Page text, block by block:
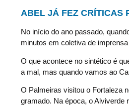
ABEL JÁ FEZ CRÍTICAS
No início do ano passado,
minutos em coletiva de
O que acontece no sintético é
a mal, mas quando vamos ao
O Palmeiras visitou o Fortaleza
gramado. Na época, o Alviverde